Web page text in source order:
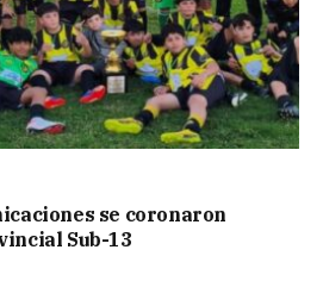
se coronaron
Sub-13